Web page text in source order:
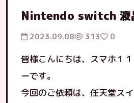
Nintendo switch 液
2023.09.08 313 0
皆様こんにちは、スマホ１
ーです。
今回のご依頼は、任天堂スイ